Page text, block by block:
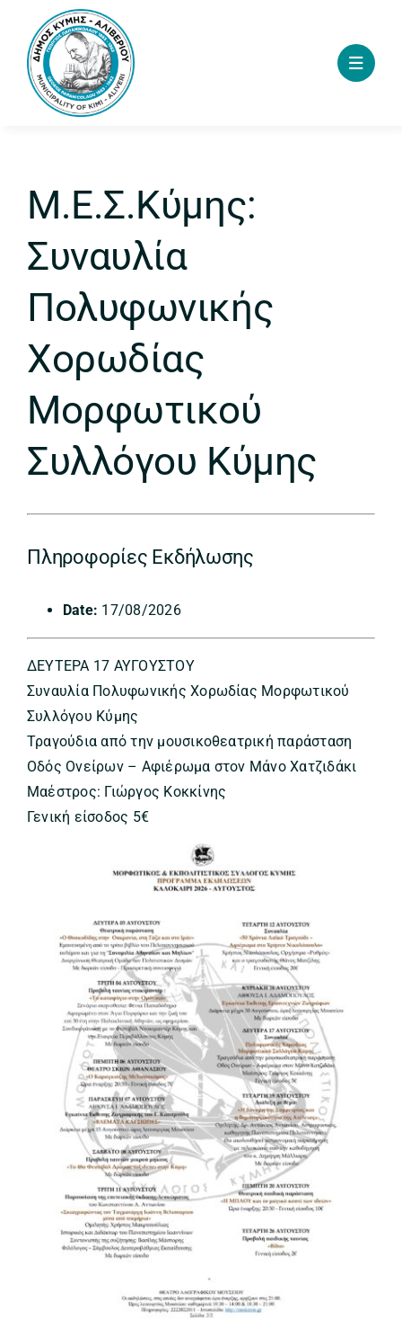
content
Μ.Ε.Σ.Κύμης:
Συναυλία
Πολυφωνικής
Χορωδίας
Μορφωτικού
Συλλόγου Κύμης
Πληροφορίες Εκδήλωσης
Date: 17/08/2026
ΔΕΥΤΕΡΑ 17 ΑΥΓΟΥΣΤΟΥ
Συναυλία Πολυφωνικής Χορωδίας Μορφωτικού
Συλλόγου Κύμης
Τραγούδια από την μουσικοθεατρική παράσταση
Οδός Ονείρων – Αφιέρωμα στον Μάνο Χατζιδάκι
Μαέστρος: Γιώργος Κοκκίνης
Γενική είσοδος 5€